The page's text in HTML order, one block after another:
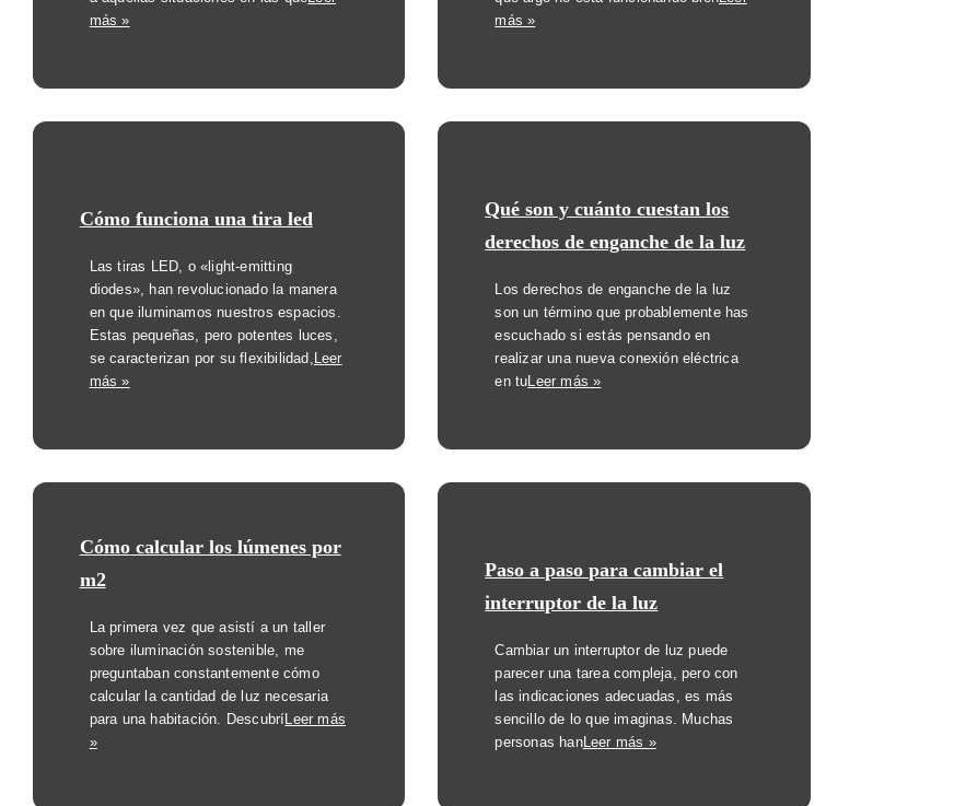
más »
más »
Cómo funciona una tira led
Las tiras LED, o «light-emitting
diodes», han revolucionado la manera
en que iluminamos nuestros espacios.
Estas pequeñas, pero potentes luces,
se caracterizan por su flexibilidad, Leer
más »
Qué son y cuánto cuestan los
derechos de enganche de la luz
Los derechos de enganche de la luz
son un término que probablemente has
escuchado si estás pensando en
realizar una nueva conexión eléctrica
en tuLeer más »
Cómo calcular los lúmenes por
m2
La primera vez que asistí a un taller
sobre iluminación sostenible, me
preguntaban constantemente cómo
calcular la cantidad de luz necesaria
para una habitación. DescubríLeer más
»
Paso a paso para cambiar el
interruptor de la luz
Cambiar un interruptor de luz puede
parecer una tarea compleja, pero con
las indicaciones adecuadas, es más
sencillo de lo que imaginas. Muchas
personas hanLeer más »